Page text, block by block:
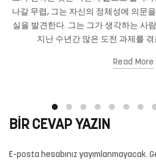
나갈 무렵, 그는 자신의 정체성에 의문
실을 발견한다. 그는 그가 생각하는 사
지난 수년간 많은 도전 과제를
Read More
BIR CEVAP YAZIN
E-posta hesabınız yayımlanmayacak.